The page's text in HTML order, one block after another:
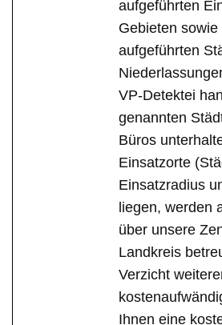
aufgeführten
Gebieten
aufgeführten
VP-Detektei
genannten
Büros
Einsatzorte
Einsatzradius
liegen, werden
über unsere
Landkreis
Verzicht
Ihnen eine